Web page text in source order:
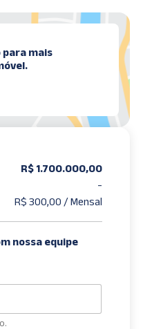
para mais
R$ 1.700.000,00
-
R$ 300,00 / Mensal
nossa equipe